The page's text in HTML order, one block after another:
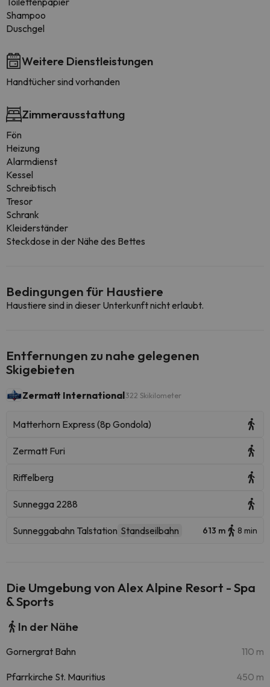
Shampoo
Duschgel
Weitere Dienstleistungen
Handtücher sind vorhanden
Zimmerausstattung
Fön
Heizung
Alarmdienst
Kessel
Schreibtisch
Tresor
Schrank
Kleiderständer
Steckdose in der Nähe des Bettes
Bedingungen für Haustiere
Haustiere sind in dieser Unterkunft nicht erlaubt.
Entfernungen zu nahe gelegenen
Skigebieten
Zermatt International322 Skikilometer
Matterhorn Express (8p Gondola)
Zermatt Furi
Riffelberg
Sunnegga 2288
Sunneggabahn Talstation Standseilbahn 613 m 8 min
Die Umgebung von Alex Alpine Resort - Spa
& Sports
In der Nähe
Gornergrat Bahn 110 m
Pfarrkirche St. Mauritius 450 m